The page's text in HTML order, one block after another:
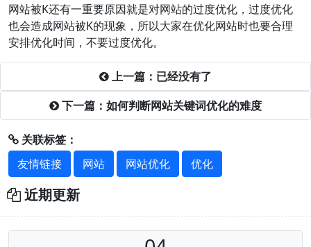
网站被K还有一重要原因就是对网站的过度优化，过度优化
也会造成网站被K的现象，所以大家在优化网站时也要合理
安排优化时间，不要过度优化。
上一篇：已经没有了
下一篇：如何判断网站关键词优化的难度
关联标签：
友情链接
网站 网站优化 优化
近期更新